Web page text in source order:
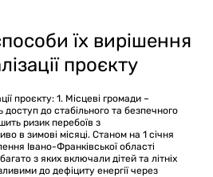
їх вирішення
проєкту
проєкту: 1. Місцеві громади –
до стабільного та безпечного
ризик перебоїв з
в зимові місяці. Станом на 1 січня
Івано-Франківської області
з яких включали дітей та літніх
до дефіциту енергії через